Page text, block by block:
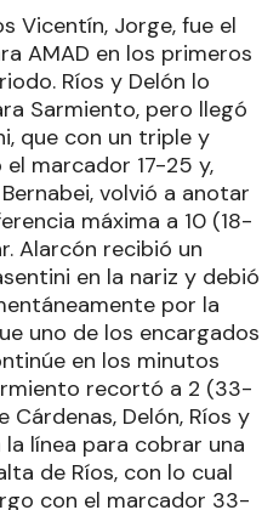
Vicentín, Jorge, fue el
AMAD en los primeros
Ríos y Delón lo
Sarmiento, pero llegó
que con un triple y
marcador 17-25 y,
volvió a anotar
máxima a 10 (18-
Alarcón recibió un
en la nariz y debió
por la
uno de los encargados
en los minutos
recortó a 2 (33-
Delón, Ríos y
la línea para cobrar una
de Ríos, con lo cual
con el marcador 33-